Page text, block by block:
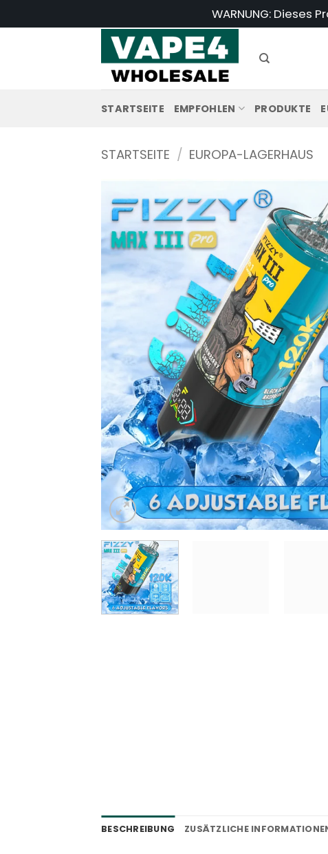
Inhalt
WARNUNG: Dieses
STARTSEITE EMPFOHLEN PRODUKTE
STARTSEITE / EUROPA-LAGERHAUS
BESCHREIBUNG ZUSÄTZLICHE